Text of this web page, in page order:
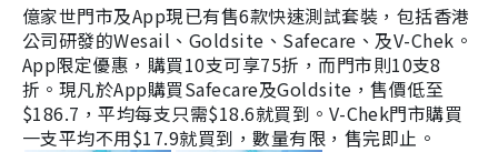
億家世門市及App現已有售6款快速測試套裝，包括香港
公司研發的Wesail、Goldsite、Safecare、及V-Chek。
App限定優惠，購買10支可享75折，而門市則10支8
折。現凡於App購買Safecare及Goldsite，售價低至
$186.7，平均每支只需$18.6就買到。V-Chek門市購買
一支平均不用$17.9就買到，數量有限，售完即止。